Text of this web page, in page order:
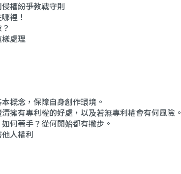
權紛爭教戰守則
裡！
處理
概念，保障自身創作環境。
擁有專利權的好處，以及若無專利權會有何風險。
何著手？從何開始都有撇步。
人權利